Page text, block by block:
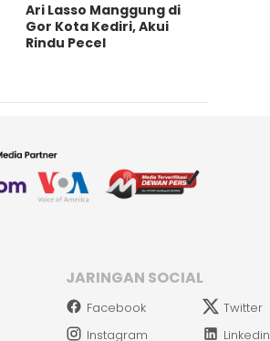
Ari Lasso Manggung di
Gor Kota Kediri, Akui
Rindu Pecel
JARINGAN SOCIAL
Facebook Twitter
Instagram
Linkedin